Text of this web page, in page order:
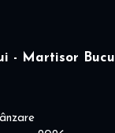
- Martisor